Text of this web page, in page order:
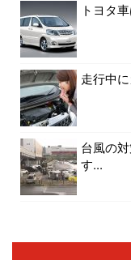
トヨタ
走行中
台風の
す...